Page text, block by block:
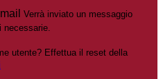
Verrà inviato un messaggio
necessarie.
utente? Effettua il reset della